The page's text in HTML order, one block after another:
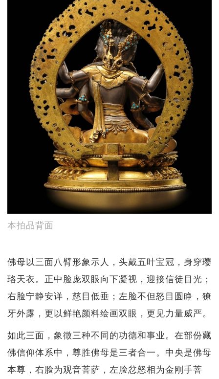
本拍品背面
佛母以三面八臂形象示人，头戴五叶宝冠，身穿璎
珞天衣。正中脸庞双眼向下凝视，迎接信徒目光；
右脸宁静安详，慈目低垂；左脸不但怒目圆睁，獠
牙外露，更以鲜艳颜料绘画双眼，更见力量威严。
如此三面，象徵三种不同的功德和事业。在部份藏
佛信仰体系中，尊胜佛母是三者合一。中央是佛母
本尊，右脸为观音菩萨，左脸忿怒相为金刚手菩